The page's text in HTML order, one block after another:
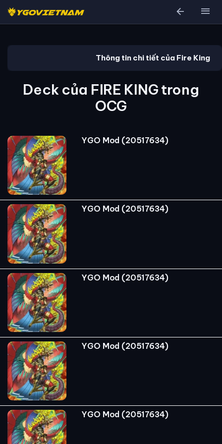
arrow_back menu
Thông tin chi tiết của Fire King
Deck của FIRE KING trong
OCG
YGO Mod (20517634)
YGO Mod (20517634)
YGO Mod (20517634)
YGO Mod (20517634)
YGO Mod (20517634)